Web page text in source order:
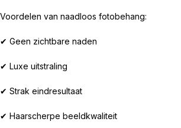
Voordelen van naadloos fotobehang:
✔ Geen zichtbare naden
✔ Luxe uitstraling
✔ Strak eindresultaat
✔ Haarscherpe beeldkwaliteit